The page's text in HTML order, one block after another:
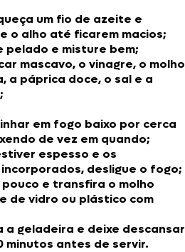
um fio de azeite e
o alho até ficarem macios;
pelado e misture bem;
mascavo, o vinagre, o molho
a páprica doce, o sal e a
em fogo baixo por cerca
de vez em quando;
espesso e os
desligue o fogo;
e transfira o molho
de vidro ou plástico com
a geladeira e deixe descansar
minutos antes de servir.